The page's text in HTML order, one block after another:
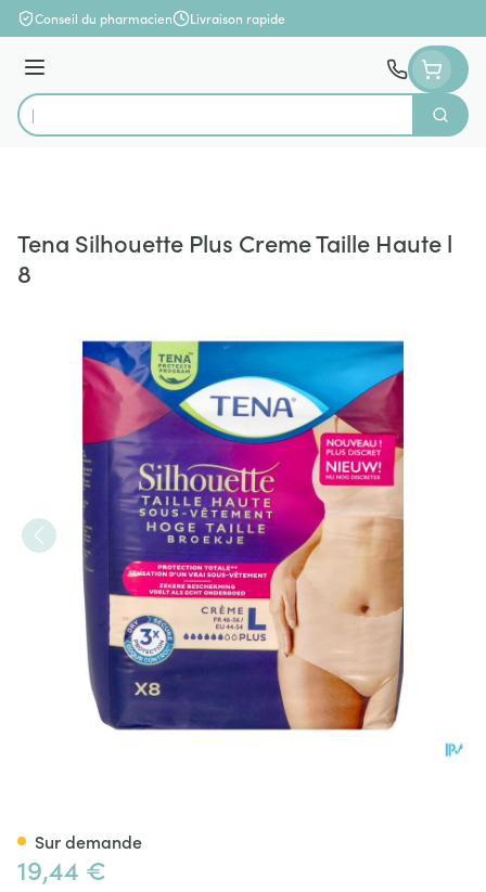
Aller au contenu
Conseil du pharmacien Livraison rapide
Menu
Rechercher
Tena Silhouette Plus Creme Taille Haute l
8
19,44 €
Sur demande